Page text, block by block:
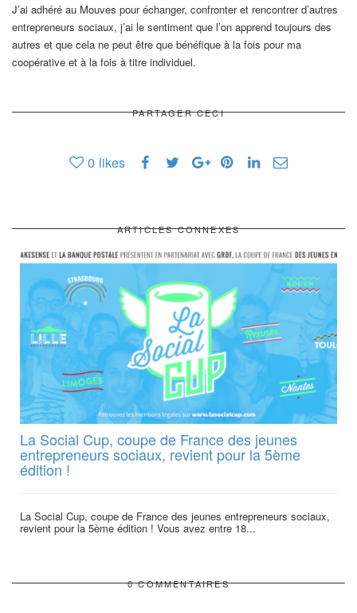
J’ai adhéré au Mouves pour échanger, confronter et rencontrer d’autres
entrepreneurs sociaux, j’ai le sentiment que l’on apprend toujours des
autres et que cela ne peut être que bénéfique à la fois pour ma
coopérative et à la fois à titre individuel.
PARTAGER CECI
0 likes
ARTICLES CONNEXES
La Social Cup, coupe de France des jeunes
entrepreneurs sociaux, revient pour la 5ème
édition !
La Social Cup, coupe de France des jeunes entrepreneurs sociaux,
revient pour la 5ème édition ! Vous avez entre 18...
0 COMMENTAIRES